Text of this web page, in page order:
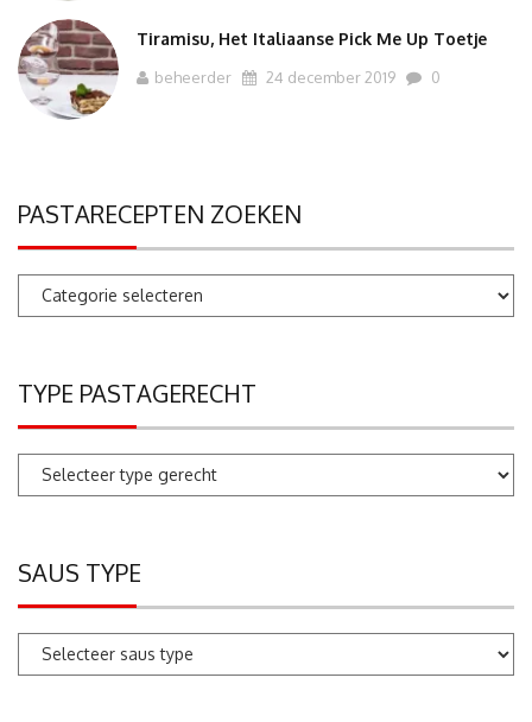
Tiramisu, Het Italiaanse Pick Me Up Toetje
beheerder 24 december 2019 0
PASTARECEPTEN ZOEKEN
Pastarecepten
zoeken
TYPE PASTAGERECHT
SAUS TYPE